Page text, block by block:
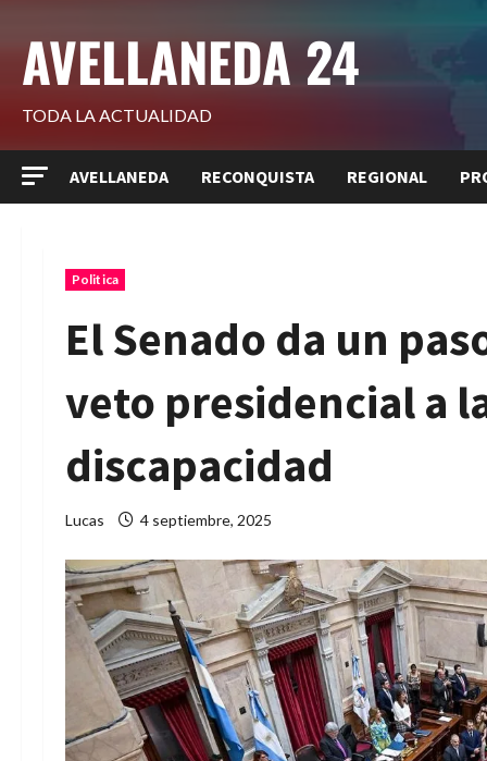
contenido
AVELLANEDA 24
TODA LA ACTUALIDAD
AVELLANEDA RECONQUISTA REGIONAL
Politica
El Senado da un
veto presidencial a
discapacidad
Lucas 4 septiembre, 2025